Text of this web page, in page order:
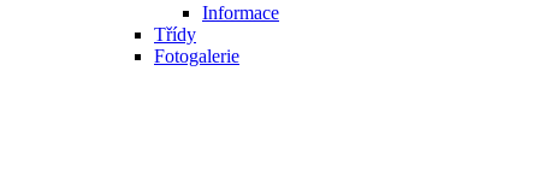
Informace
Třídy
Fotogalerie